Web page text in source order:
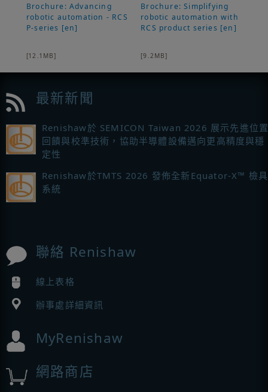
Brochure: Advancing
robotic automation - RCS
P-series [en]
[12.1MB]
Brochure: Simplifying
robotic automation with
RCS product series [en]
[9.2MB]
最新新聞
Renishaw於 SEMICON Taiwan 2026 展示先進位
回饋與校準技術，協助半導體設備邁向更高精度與穩
定性
Renishaw於TMTS 2026 發佈全新Equator-X™ 檢具
系統
聯絡 Renishaw
線上表格
辦事處詳細資訊
MyRenishaw
網路商店